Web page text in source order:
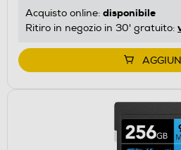
Acquisto online: disponibile
Ritiro in negozio in 30' gratuito: